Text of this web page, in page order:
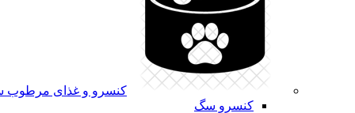
کنسرو و غذای
کنسرو سگ